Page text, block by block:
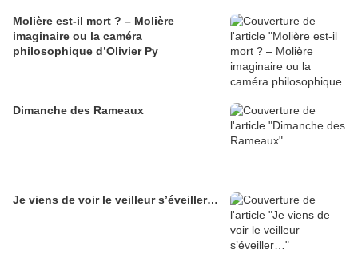
Molière est-il mort ? – Molière
imaginaire ou la caméra
philosophique d’Olivier Py
Dimanche des Rameaux
Je viens de voir le veilleur s’éveiller…